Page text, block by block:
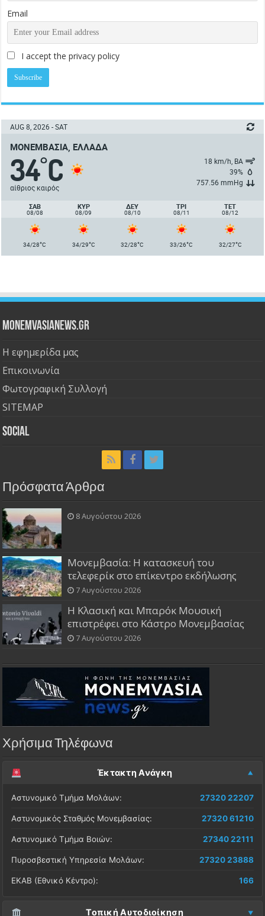
Email
I accept the privacy policy
AUG 8, 2026 - SAT
ΜΟΝΕΜΒΑΣΙΆ, ΕΛΛΆΔΑ
34°C
αίθριος καιρός
18 km/h, ΒΑ
39%
757.56 mmHg
ΣΑΒ
08/08
ΚΥΡ
08/09
ΔΕΥ
08/10
ΤΡΙ
08/11
ΤΕΤ
08/12
34/28°C 34/29°C 32/28°C 33/26°C 32/27°C
Monemvasianews.gr
Η εφημερίδα μας
Επικοινωνία
Φωτογραφική Συλλογή
SITEMAP
Social
Πρόσφατα Άρθρα
8 Αυγούστου 2026
Μονεμβασία: Η κατασκευή του
τελεφερίκ στο επίκεντρο εκδήλωσης
7 Αυγούστου 2026
Η Κλασική και Μπαρόκ Μουσική
επιστρέφει στο Κάστρο Μονεμβασίας
7 Αυγούστου 2026
Χρήσιμα Τηλέφωνα
Έκτακτη Ανάγκη
Αστυνομικό Τμήμα Μολάων: 27320 22207
Αστυνομικός Σταθμός Μονεμβασίας: 27320 61210
Αστυνομικό Τμήμα Βοιών: 27340 22111
Πυροσβεστική Υπηρεσία Μολάων: 27320 23888
ΕΚΑΒ (Εθνικό Κέντρο): 166
Τοπική Αυτοδιοίκηση